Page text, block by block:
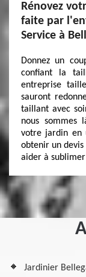
Rénovez
faite par
Service à
Donnez un
confiant la
entreprise
sauront
taillant avec
nous sommes
votre jardin en
obtenir un
aider à
Jardinier